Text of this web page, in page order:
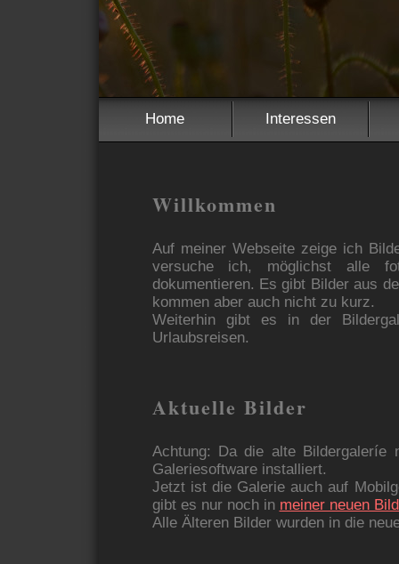
Home Interessen
Willkommen
Auf meiner Webseite zeige ich
versuche ich, möglichst alle
dokumentieren. Es gibt Bilder aus
kommen aber auch nicht zu kurz.
Weiterhin gibt es in der
Urlaubsreisen.
Aktuelle Bilder
Achtung: Da die alte Bildergaleríe
Galeriesoftware installiert.
Jetzt ist die Galerie auch auf
gibt es nur noch in meiner neuen
Alle Älteren Bilder wurden in die